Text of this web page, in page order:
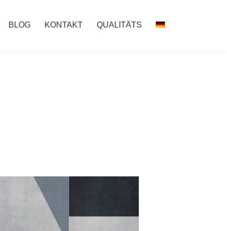
BLOG KONTAKT QUALITÄTS